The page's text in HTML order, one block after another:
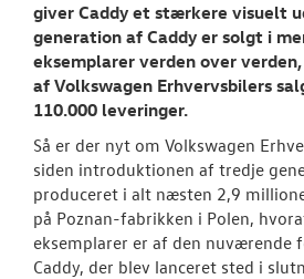
giver Caddy et stærkere visuelt
generation af Caddy er solgt i
eksemplarer verden over
af Volkswagen Erhvervsbilers
110.000 leveringer.
Så er der nyt om Volkswagen
siden introduktionen af tredje
produceret i alt næsten 2,9
på Poznan-fabrikken i Polen,
eksemplarer er af den nuværende
Caddy, der blev lanceret sted i